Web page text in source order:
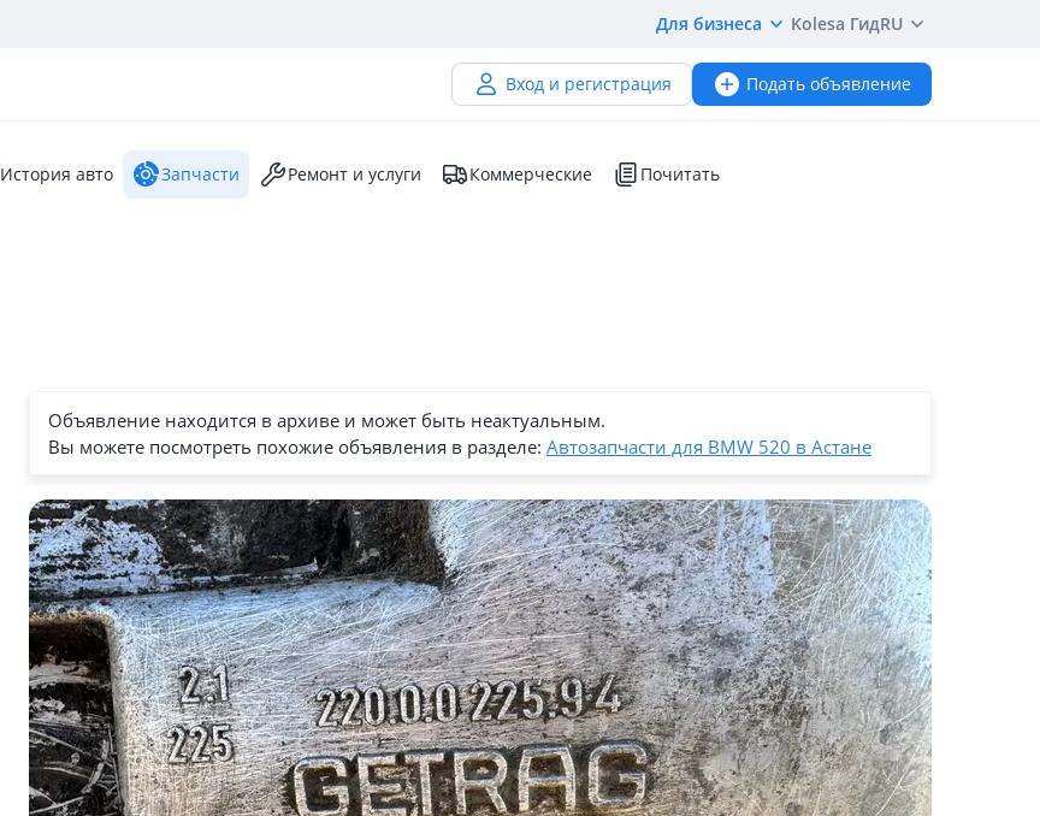
Для бизнеса Kolesa ГидRU
Вход и регистрация Подать объявление
История авто Запчасти Ремонт и услуги Коммерческие Почитать
Объявление находится в архиве и может быть неактуальным.
Вы можете посмотреть похожие объявления в разделе: Автозапчасти для BMW 520 в Астане